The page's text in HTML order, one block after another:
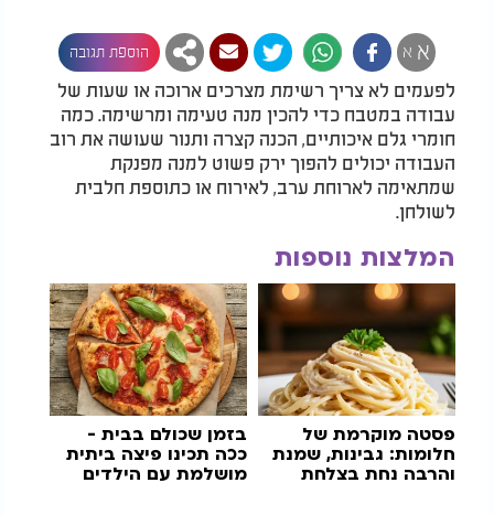
א א הוספת תגובה
לפעמים לא צריך רשימת מצרכים ארוכה או שעות של
עבודה במטבח כדי להכין מנה טעימה ומרשימה. כמה
חומרי גלם איכותיים, הכנה קצרה ותנור שעושה את רוב
העבודה יכולים להפוך ירק פשוט למנה מפנקת
שמתאימה לארוחת ערב, לאירוח או כתוספת חלבית
לשולחן.
המלצות נוספות
פסטה מוקרמת של
חלומות: גבינות, שמנת
והרבה נחת בצלחת
בזמן שכולם בבית -
ככה תכינו פיצה ביתית
מושלמת עם הילדים